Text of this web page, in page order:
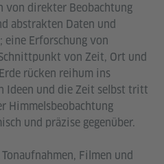
von direkter Beobachtung
abstrakten Daten und
Erforschung von
von Zeit, Ort und
rücken reihum ins
Ideen und die Zeit selbst tritt
Himmelsbeobachtung
und präzise gegenüber.
Filmen und